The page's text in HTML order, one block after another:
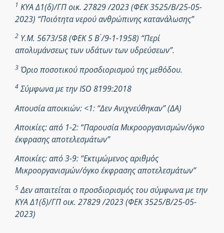
1 ΚΥΑ Δ1(δ)/ΓΠ οικ. 27829 /2023 (ΦΕΚ 3525/Β/25-05-
2023) “Ποιότητα νερού ανθρώπινης κατανάλωσης”
2 Υ.Μ. 5673/58 (ΦΕΚ 5 Β ́/9-1-1958) “Περί
απολυμάνσεως των υδάτων των υδρεύσεων”.
3 Όριο ποσοτικού προσδιορισμού της μεθόδου.
4Σύμφωνα με την ISO 8199:2018
Απουσία αποικιών: <1: “Δεν Ανιχνεύθηκαν” (ΔΑ)
Αποικίες: από 1-2: “Παρουσία Μικροοργανισμών/όγκο
έκφρασης αποτελεσμάτων”
Αποικίες: από 3-9: “Εκτιμώμενος αριθμός
Μικροοργανισμών/όγκο έκφρασης αποτελεσμάτων”
5Δεν απαιτείται ο προσδιορισμός του σύμφωνα με την
ΚΥΑ Δ1(δ)/ΓΠ οικ. 27829 /2023 (ΦΕΚ 3525/Β/25-05-
2023)